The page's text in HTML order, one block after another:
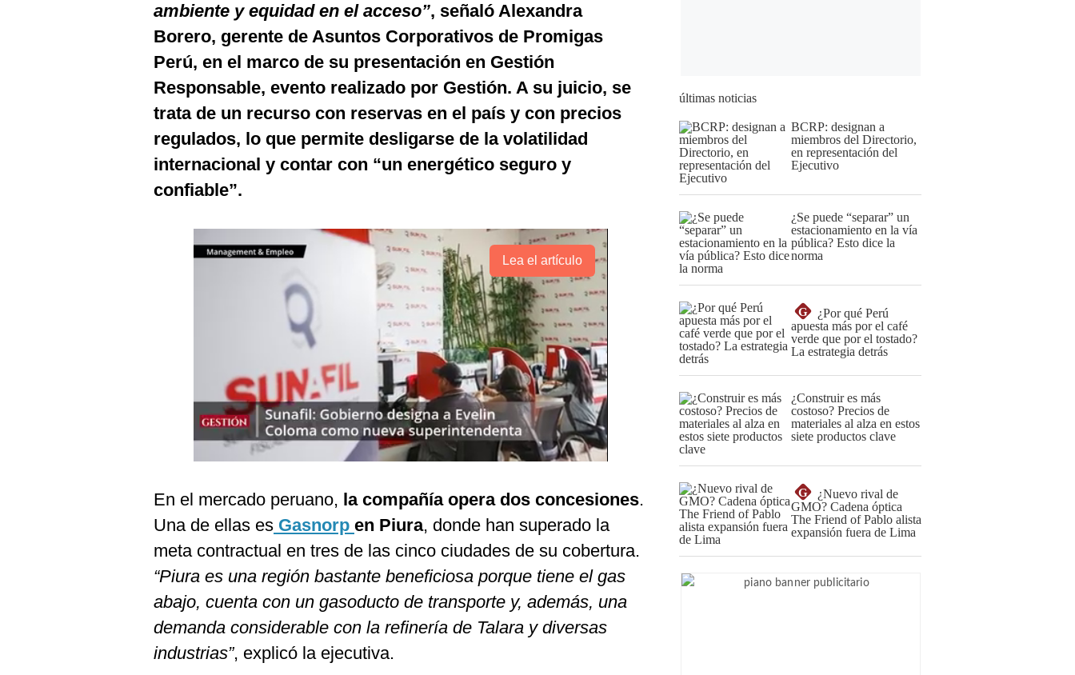
ambiente y equidad en el acceso”, señaló Alexandra
Borero, gerente de Asuntos Corporativos de Promigas
Perú, en el marco de su presentación en Gestión
Responsable, evento realizado por Gestión. A su juicio, se
trata de un recurso con reservas en el país y con precios
regulados, lo que permite desligarse de la volatilidad
internacional y contar con “un energético seguro y
confiable”.
Lea el artículo
En el mercado peruano, la compañía opera dos concesiones.
Una de ellas es Gasnorp en Piura, donde han superado la
meta contractual en tres de las cinco ciudades de su cobertura.
“Piura es una región bastante beneficiosa porque tiene el gas
abajo, cuenta con un gasoducto de transporte y, además, una
demanda considerable con la refinería de Talara y diversas
industrias”, explicó la ejecutiva.
últimas noticias
BCRP: designan a
miembros del Directorio,
en representación del
Ejecutivo
¿Se puede “separar” un
estacionamiento en la vía
pública? Esto dice la
norma
G
¿Por qué Perú
apuesta más por el café
verde que por el tostado?
La estrategia detrás
¿Construir es más
costoso? Precios de
materiales al alza en estos
siete productos clave
G
¿Nuevo rival de
GMO? Cadena óptica
The Friend of Pablo alista
expansión fuera de Lima